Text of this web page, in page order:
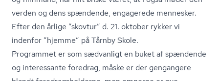
verden og dens spændende, engagerede mennesker.
Efter den årlige ”skovtur” d. 21. oktober rykker vi
indenfor ”hjemme” på Tårnby Skole.
Programmet er som sædvanligt en buket af spændende
og interessante foredrag, måske er der gengangere